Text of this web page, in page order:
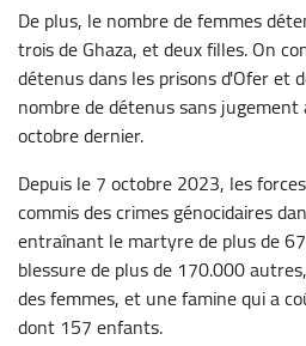
De plus, le nombre de femmes
trois de Ghaza, et deux filles. On
détenus dans les prisons d'Ofer et
nombre de détenus sans
octobre dernier.
Depuis le 7 octobre 2023, les
commis des crimes génocidaires
entraînant le martyre de plus de
blessure de plus de 170.000
des femmes, et une famine qui a
dont 157 enfants.